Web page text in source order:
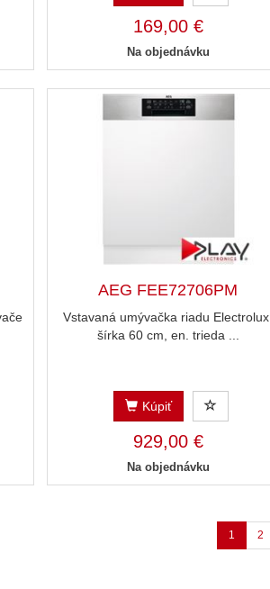
169,00 €
Na objednávku
AEG FEE72706PM
Vstavaná umývačka riadu Electrolux,
šírka 60 cm, en. trieda ...
Kúpiť
929,00 €
Na objednávku
1 2